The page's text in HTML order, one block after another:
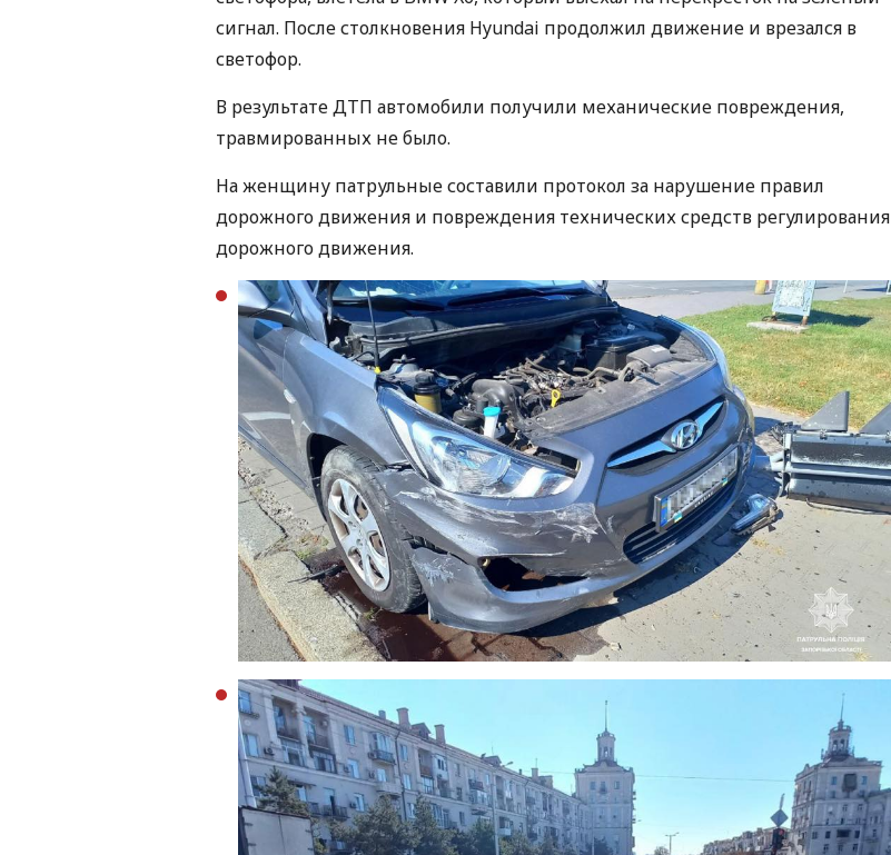
сигнал. После столкновения Hyundai продолжил движение и врезался в
светофор.
В результате ДТП автомобили получили механические повреждения,
травмированных не было.
На женщину патрульные составили протокол за нарушение правил
дорожного движения и повреждения технических средств регулирования
дорожного движения.